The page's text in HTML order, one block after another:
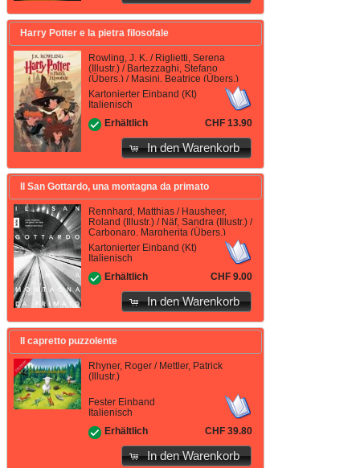
Harry Potter e la pietra filosofale
Rowling, J. K. / Riglietti, Serena
(Illustr.) / Bartezzaghi, Stefano
(Übers.) / Masini, Beatrice (Übers.)
Kartonierter Einband (Kt)
Italienisch
Erhältlich
CHF 13.90
In den Warenkorb
Il San Gottardo, una montagna da primato
Rennhard, Matthias / Hausheer,
Roland (Illustr.) / Näf, Sandra (Illustr.) /
Carbonaro, Margherita (Übers.)
Kartonierter Einband (Kt)
Italienisch
Erhältlich
CHF 9.00
In den Warenkorb
Il capretto puzzolente
Rhyner, Roger / Mettler, Patrick
(Illustr.)
Fester Einband
Italienisch
Erhältlich
CHF 39.80
In den Warenkorb